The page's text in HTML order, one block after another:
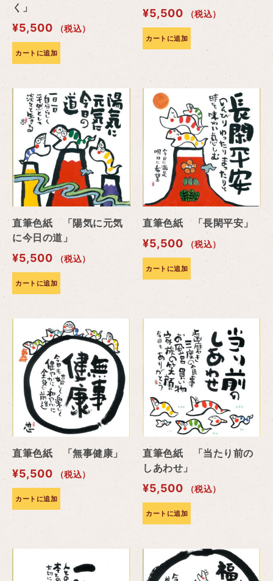
く」
¥5,500 （税込）
カートに追加
¥5,500 （税込）
カートに追加
直筆色紙 「陽気に元気
に今日の道」
¥5,500 （税込）
カートに追加
直筆色紙 「長閑平安」
¥5,500 （税込）
カートに追加
直筆色紙 「無事健康」
¥5,500 （税込）
カートに追加
直筆色紙 「当たり前の
しあわせ」
¥5,500 （税込）
カートに追加